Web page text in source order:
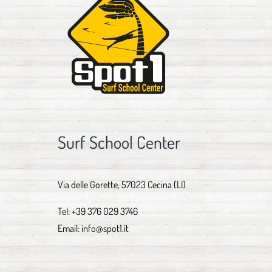
Surf School Center
Via delle Gorette, 57023 Cecina (LI)
Tel:+39 376 029 3746
Email: info@spot1.it